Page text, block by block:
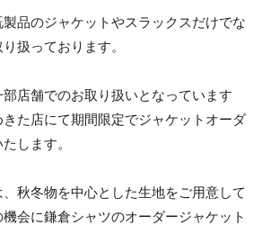
品のジャケットやスラックスだけでな
扱っております。
店舗でのお取り扱いとなっています
た店にて期間限定でジャケットオーダ
します。
秋冬物を中心とした生地をご用意して
会に鎌倉シャツのオーダージャケット